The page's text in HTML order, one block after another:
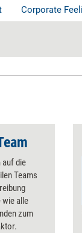
Corporate
auf die
Teams
wie alle
zum